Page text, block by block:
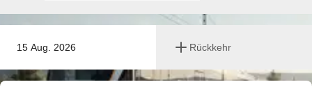
15 Aug. 2026 Rückkehr